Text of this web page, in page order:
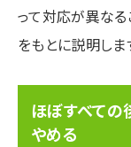
って対応が異なる
をもとに説明しま
ほぼすべて
やめる